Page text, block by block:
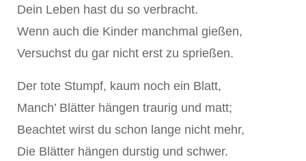
Dein Leben hast du so verbracht.
Wenn auch die Kinder manchmal gießen,
Versuchst du gar nicht erst zu sprießen.
Der tote Stumpf, kaum noch ein Blatt,
Manch’ Blätter hängen traurig und matt;
Beachtet wirst du schon lange nicht mehr,
Die Blätter hängen durstig und schwer.